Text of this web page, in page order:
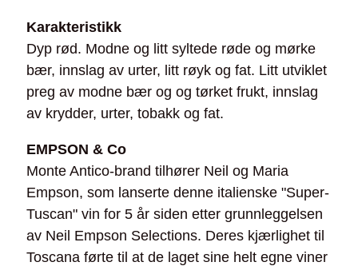
Karakteristikk
Dyp rød. Modne og litt syltede røde og mørke
bær, innslag av urter, litt røyk og fat. Litt utviklet
preg av modne bær og og tørket frukt, innslag
av krydder, urter, tobakk og fat.
EMPSON & Co
Monte Antico-brand tilhører Neil og Maria
Empson, som lanserte denne italienske "Super-
Tuscan" vin for 5 år siden etter grunnleggelsen
av Neil Empson Selections. Deres kjærlighet til
Toscana førte til at de laget sine helt egne viner